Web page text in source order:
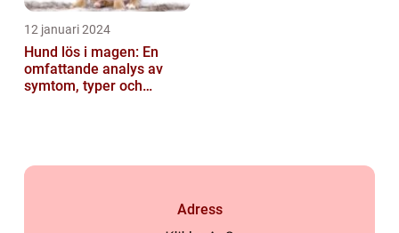
12 januari 2024
Hund lös i magen: En
omfattande analys av
symtom, typer och
Adress